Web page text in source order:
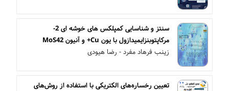
سنتز و شناسایی کمپلکس های خوشه ای 2-
مرکاپتوبنزایمیدازول با یون Cu+ و آنیون MoS42
زینب فرهاد مفرد - رضا هیودی
تعیین رخساره‌های الکتریکی با استفاده از روش‌های